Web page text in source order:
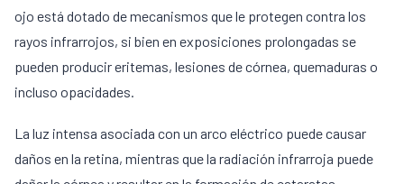
ojo está dotado de mecanismos que le protegen contra los
rayos infrarrojos, si bien en exposiciones prolongadas se
pueden producir eritemas, lesiones de córnea, quemaduras o
incluso opacidades.
La luz intensa asociada con un arco eléctrico puede causar
daños en la retina, mientras que la radiación infrarroja puede